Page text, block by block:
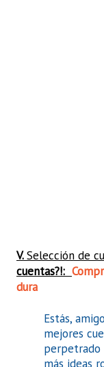
V.Selección de
cuentas?!:
dura
Estás,
mejores
perpetrado
más ideas